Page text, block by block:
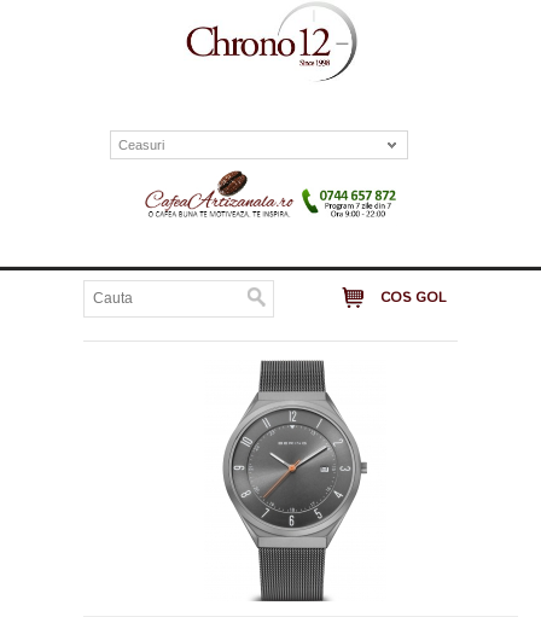
Ceasuri
COS GOL